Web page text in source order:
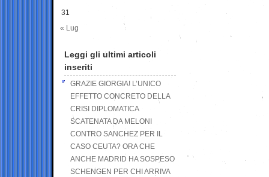
31
« Lug
Leggi gli ultimi articoli
inseriti
GRAZIE GIORGIA! L’UNICO
EFFETTO CONCRETO DELLA
CRISI DIPLOMATICA
SCATENATA DA MELONI
CONTRO SANCHEZ PER IL
CASO CEUTA? ORA CHE
ANCHE MADRID HA SOSPESO
SCHENGEN PER CHI ARRIVA